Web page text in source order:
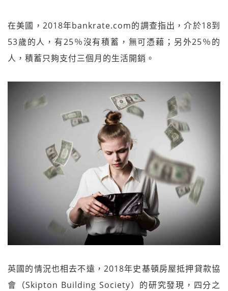
在美國，2018年bankrate.com的調查指出，介於18到
53歲的人，有25％沒有積蓄，無可憑藉；另外25％的
人，積蓄只夠支付三個月的生活開銷。
英國的情況也相去不遠，2018年史基頓房屋抵押貸款協
會（Skipton Building Society）的研究發現，四分之